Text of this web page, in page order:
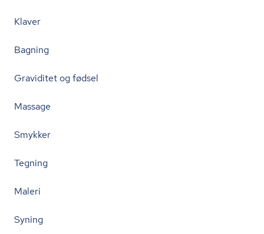
Klaver
Bagning
Graviditet og fødsel
Massage
Smykker
Tegning
Maleri
Syning